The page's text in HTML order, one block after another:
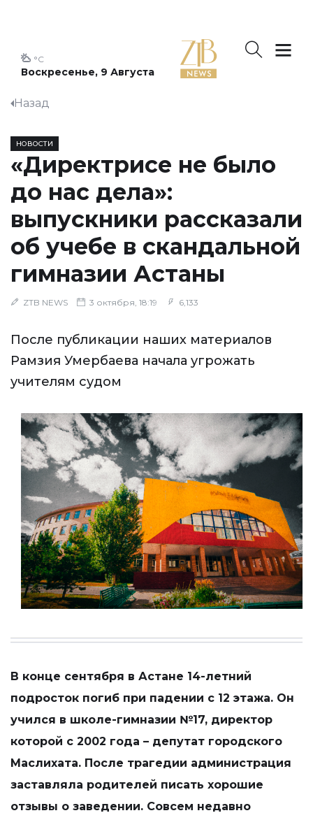
Воскресенье, 9 Августа
°C
Назад
НОВОСТИ
«Директрисе не было
до нас дела»:
выпускники рассказали
об учебе в скандальной
гимназии Астаны
ZTB NEWS 3 октября, 18:19 6,133
После публикации наших материалов
Рамзия Умербаева начала угрожать
учителям судом
В конце сентября в Астане 14-летний
подросток погиб при падении с 12 этажа. Он
учился в школе-гимназии №17, директор
которой с 2002 года – депутат городского
Маслихата. После трагедии администрация
заставляла родителей писать хорошие
отзывы о заведении. Совсем недавно